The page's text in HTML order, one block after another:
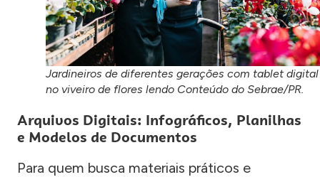
Jardineiros de diferentes gerações com tablet digital
no viveiro de flores lendo Conteúdo do Sebrae/PR.
Arquivos Digitais: Infográficos, Planilhas
e Modelos de Documentos
Para quem busca materiais práticos e